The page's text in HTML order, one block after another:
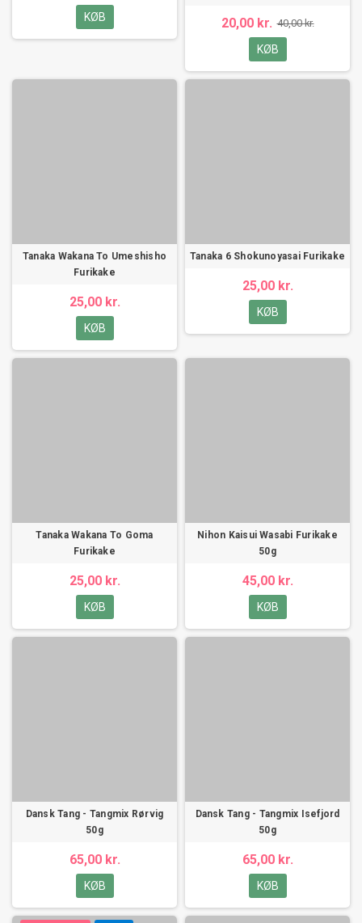
KØB 20,00 kr. 40,00 kr.
KØB
Tanaka Wakana To Umeshisho
Furikake
25,00 kr.
KØB
Tanaka 6 Shokunoyasai Furikake
25,00 kr.
KØB
Tanaka Wakana To Goma
Furikake
25,00 kr.
KØB
Nihon Kaisui Wasabi Furikake
50g
45,00 kr.
KØB
Dansk Tang - Tangmix Rørvig
50g
65,00 kr.
KØB
Dansk Tang - Tangmix Isefjord
50g
65,00 kr.
KØB